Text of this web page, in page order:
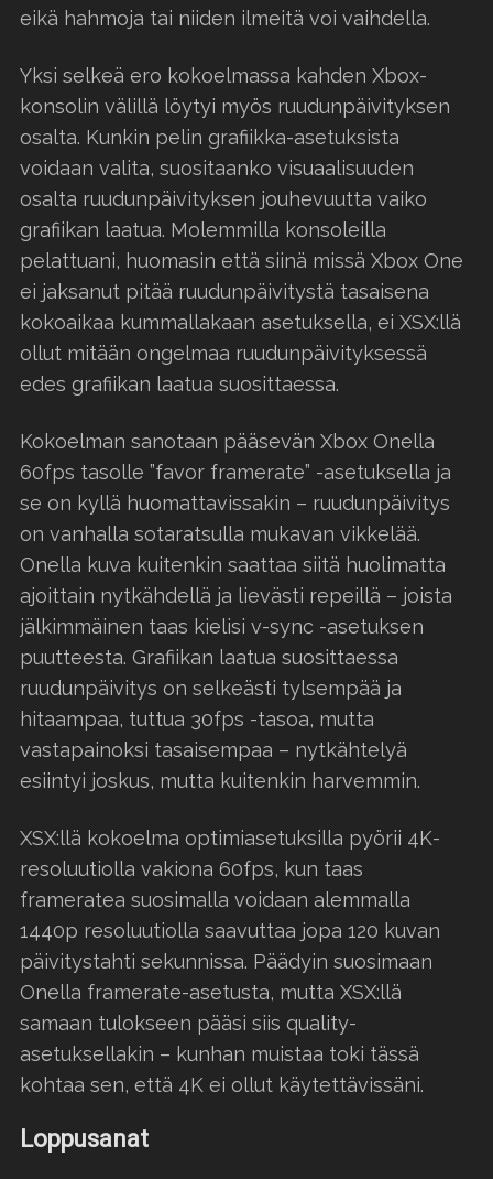
eikä hahmoja tai niiden ilmeitä voi vaihdella.
Yksi selkeä ero kokoelmassa kahden Xbox-
konsolin välillä löytyi myös ruudunpäivityksen
osalta. Kunkin pelin grafiikka-asetuksista
voidaan valita, suositaanko visuaalisuuden
osalta ruudunpäivityksen jouhevuutta vaiko
grafiikan laatua. Molemmilla konsoleilla
pelattuani, huomasin että siinä missä Xbox One
ei jaksanut pitää ruudunpäivitystä tasaisena
kokoaikaa kummallakaan asetuksella, ei XSX:llä
ollut mitään ongelmaa ruudunpäivityksessä
edes grafiikan laatua suosittaessa.
Kokoelman sanotaan pääsevän Xbox Onella
60fps tasolle ”favor framerate” -asetuksella ja
se on kyllä huomattavissakin – ruudunpäivitys
on vanhalla sotaratsulla mukavan vikkelää.
Onella kuva kuitenkin saattaa siitä huolimatta
ajoittain nytkähdellä ja lievästi repeillä – joista
jälkimmäinen taas kielisi v-sync -asetuksen
puutteesta. Grafiikan laatua suosittaessa
ruudunpäivitys on selkeästi tylsempää ja
hitaampaa, tuttua 30fps -tasoa, mutta
vastapainoksi tasaisempaa – nytkähtelyä
esiintyi joskus, mutta kuitenkin harvemmin.
XSX:llä kokoelma optimiasetuksilla pyörii 4K-
resoluutiolla vakiona 60fps, kun taas
frameratea suosimalla voidaan alemmalla
1440p resoluutiolla saavuttaa jopa 120 kuvan
päivitystahti sekunnissa. Päädyin suosimaan
Onella framerate-asetusta, mutta XSX:llä
samaan tulokseen pääsi siis quality-
asetuksellakin – kunhan muistaa toki tässä
kohtaa sen, että 4K ei ollut käytettävissäni.
Loppusanat